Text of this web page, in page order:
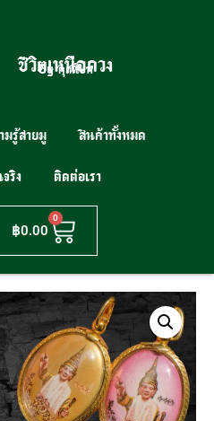
ชีวิตเหนือดวง
By คุณโบท
มรู้สายมู สินค้าทั้งหมด
ริง ติดต่อเรา
฿0.00
0